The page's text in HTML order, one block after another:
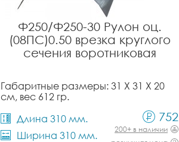
Ф250/Ф250-30 Рулон оц.
(08ПС)0.50 врезка круглого
сечения воротниковая
Габаритные размеры: 31 X 31 X 20
см, вес 612 гр.
Длина 310 мм.
Ширина 310 мм.
752
200+ в наличии